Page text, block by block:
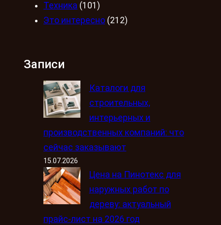
Техника (101)
Это интересно (212)
Записи
Каталоги для
строительных,
интерьерных и
производственных компаний: что
сейчас заказывают
15.07.2026
Цена на Пинотекс для
наружных работ по
дереву: актуальный
прайс-лист на 2026 год